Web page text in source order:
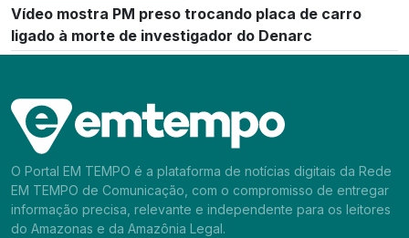
Vídeo mostra PM preso trocando placa de carro
ligado à morte de investigador do Denarc
O Portal EM TEMPO é a plataforma de notícias digitais da Rede
EM TEMPO de Comunicação, com o compromisso de entregar
informação precisa, relevante e independente para os leitores
do Amazonas e da Amazônia Legal.